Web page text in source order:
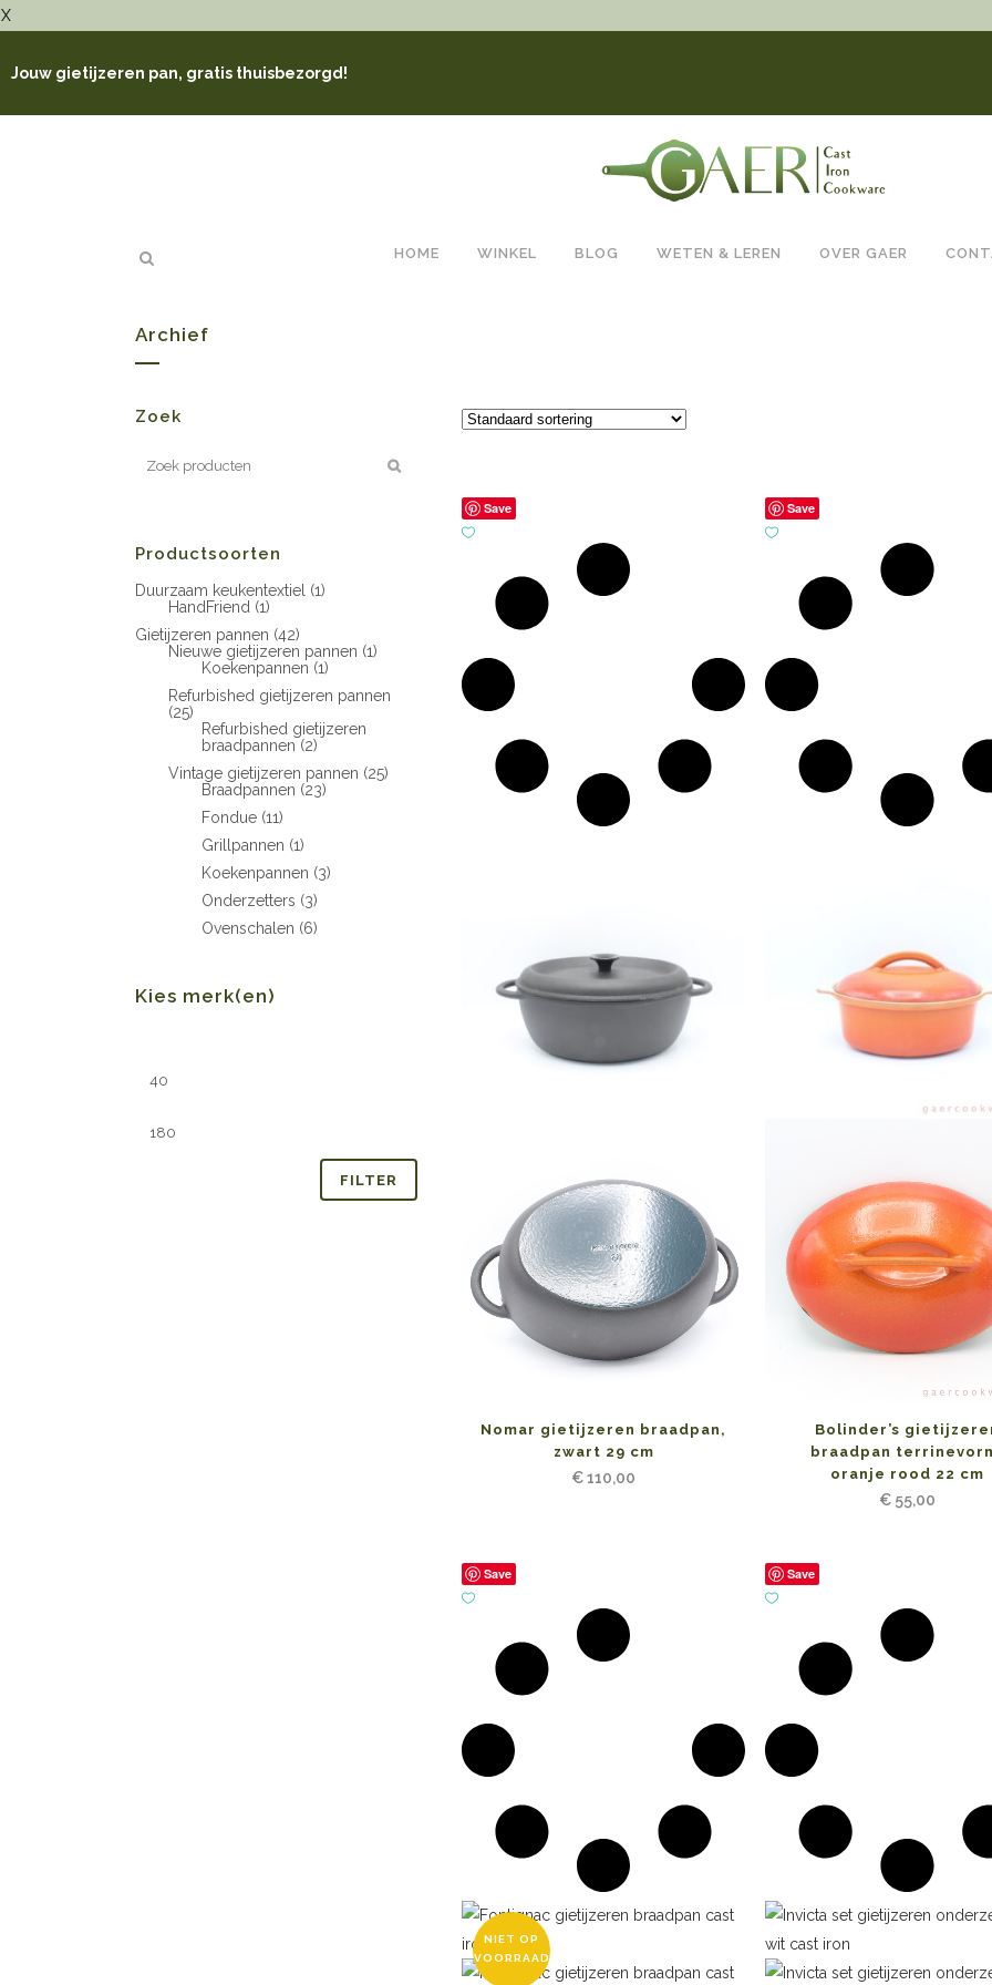
X
Jouw gietijzeren pan, gratis thuisbezorgd!
HOME WINKEL BLOG WETEN & LEREN OVER GAER
Archief
Zoek
Productsoorten
Duurzaam keukentextiel (1)
HandFriend (1)
Gietijzeren pannen (42)
Nieuwe gietijzeren pannen (1)
Koekenpannen (1)
Refurbished gietijzeren pannen
(25)
Refurbished gietijzeren
braadpannen (2)
Vintage gietijzeren pannen (25)
Braadpannen (23)
Fondue (11)
Grillpannen (1)
Koekenpannen (3)
Onderzetters (3)
Ovenschalen (6)
Kies merk(en)
FILTER
Save
Nomar gietijzeren braadpan,
zwart 29 cm
€110,00
Save
Bolinder’s
braadpan
oranje rood 22 cm
€55,00
Save
NIET OP
VOORRAAD
Save